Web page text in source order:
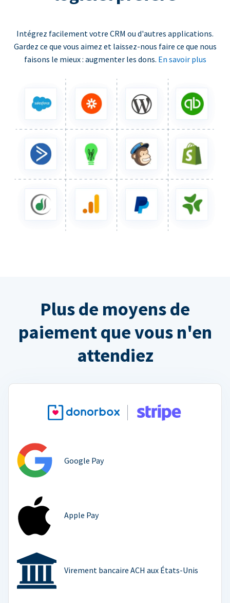
Intégrez facilement votre CRM ou d'autres applications.
Gardez ce que vous aimez et laissez-nous faire ce que nous
faisons le mieux : augmenter les dons. En savoir plus
Plus de moyens de
paiement que vous n'en
attendiez
Google Pay
Apple Pay
Virement bancaire ACH aux États-Unis